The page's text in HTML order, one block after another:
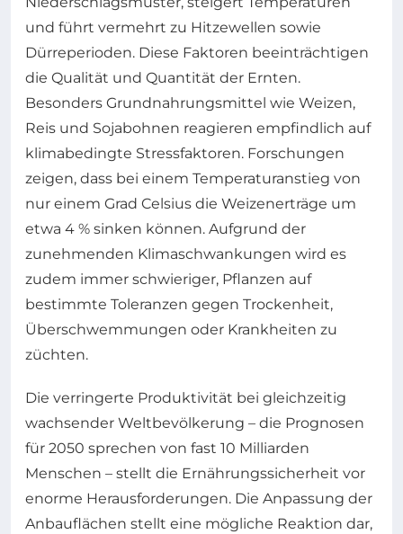
und führt vermehrt zu Hitzewellen sowie
Dürreperioden. Diese Faktoren beeinträchtigen
die Qualität und Quantität der Ernten.
Besonders Grundnahrungsmittel wie Weizen,
Reis und Sojabohnen reagieren empfindlich auf
klimabedingte Stressfaktoren. Forschungen
zeigen, dass bei einem Temperaturanstieg von
nur einem Grad Celsius die Weizenerträge um
etwa 4 % sinken können. Aufgrund der
zunehmenden Klimaschwankungen wird es
zudem immer schwieriger, Pflanzen auf
bestimmte Toleranzen gegen Trockenheit,
Überschwemmungen oder Krankheiten zu
züchten.
Die verringerte Produktivität bei gleichzeitig
wachsender Weltbevölkerung – die Prognosen
für 2050 sprechen von fast 10 Milliarden
Menschen – stellt die Ernährungssicherheit vor
enorme Herausforderungen. Die Anpassung der
Anbauflächen stellt eine mögliche Reaktion dar,